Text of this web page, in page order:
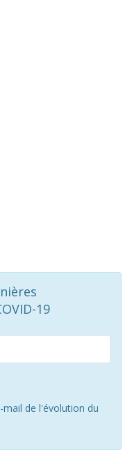
19
de l'évolution du